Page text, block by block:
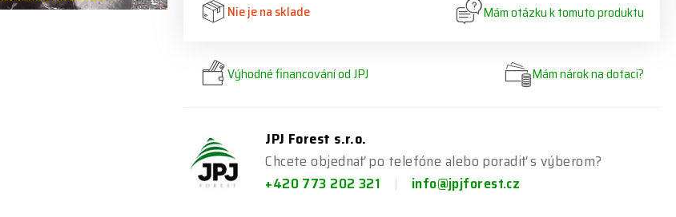
Nie je na sklade Mám otázku k tomuto produktu
Výhodné financování od JPJ Mám nárok na dotaci?
JPJ Forest s.r.o.
Chcete objednať po telefóne alebo poradiť s výberom?
+420 773 202 321
info@jpjforest.cz